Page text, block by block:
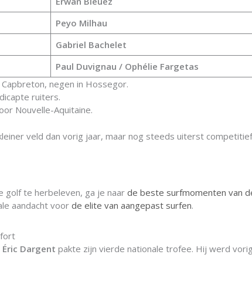
Peyo Milhau
Gabriel Bachelet
Paul Duvignau / Ophélie Fargetas
negen in Hossegor.
ruiters.
Nouvelle-Aquitaine.
veld dan vorig jaar, maar nog steeds uiterst
golf te herbeleven, ga je naar de beste surfmomenten van
aandacht voor de elite van aangepast surfen.
fort
Éric Dargent pakte zijn vierde nationale trofee. Hij werd